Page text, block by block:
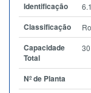
Identificação
Classificação
Capacidade
Total
30
Nº de Planta